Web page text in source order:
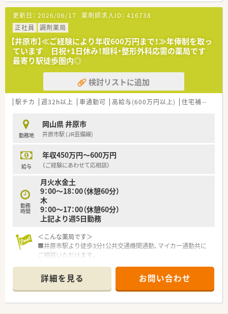
【こんな取り組みをしています】
■井原地区で初となる介護医療院を開設するなど、地域の医療ニ
ーズに合わせて新しい取り組みを積極的に行っています。
■透析医療やリハビリテーションなど専門性の高い医療サービ
スの提供にも力を入れ、地域医療の質を高めています。
■在宅支援を含めた地域医療への貢献を重視しており、退院後の
患者様の生活も支える包括的な体制があります。
【こんな方にオススメ】
■病院での勤務に興味があるものの経験がなく、基礎からしっか
りと業務を学びたいと考えている方に最適です。
境で長く働きたいと考えている方にお勧めします。
■調剤業務だけでなく病棟業務やチーム医療に関わり、薬剤師と
しての職能を広げたい方に適している求人です。
更新日： 2026/06/17 薬剤師求人ID： 416738
正社員
調剤薬局
【井原市】≪ご経験により年収600万円まで！≫年俸制を取っ
ています 日祝+1日休み！眼科・整形外科応需の薬局です
最寄り駅徒歩圏内◎
検討リストに追加
駅チカ 週32h以上 車通勤可 高給与(600万円以上) 住宅補助(手当)あり
勤務地
岡山県 井原市
井原市駅 (JR芸備線)
給与
年収450万円～600万円
（ご経験にあわせて応相談）
勤務
時間
月火水金土
9：00～18：00（休憩60分）
木
9：00～17：00（休憩60分）
上記より週5日勤務
＜こんな薬局です＞
■井原市駅より徒歩3分！公共交通機関通勤、マイカー通勤共に
ご相談いただけます。
■隣接する病院より眼科・整形外科をメインで応需しています。
■居宅在宅も積極的に行っている店舗です。
■薬剤師会認定基準薬局に認定されています。
詳細を見る お問い合わせ